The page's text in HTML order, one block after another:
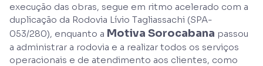
execução das obras, segue em ritmo acelerado com a
duplicação da Rodovia Lívio Tagliassachi (SPA-
053/280), enquanto a Motiva Sorocabana passou
a administrar a rodovia e a realizar todos os serviços
operacionais e de atendimento aos clientes, como